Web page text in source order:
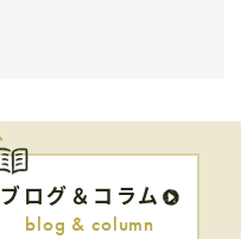
ブログ＆コラム
blog & column